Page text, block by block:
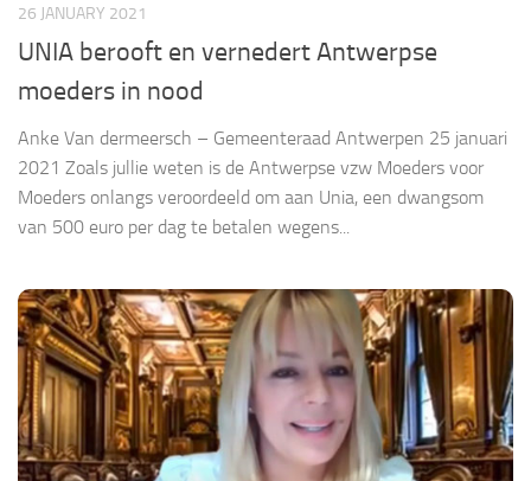
26 JANUARY 2021
UNIA berooft en vernedert Antwerpse
moeders in nood
Anke Van dermeersch – Gemeenteraad Antwerpen 25 januari
2021 Zoals jullie weten is de Antwerpse vzw Moeders voor
Moeders onlangs veroordeeld om aan Unia, een dwangsom
van 500 euro per dag te betalen wegens...